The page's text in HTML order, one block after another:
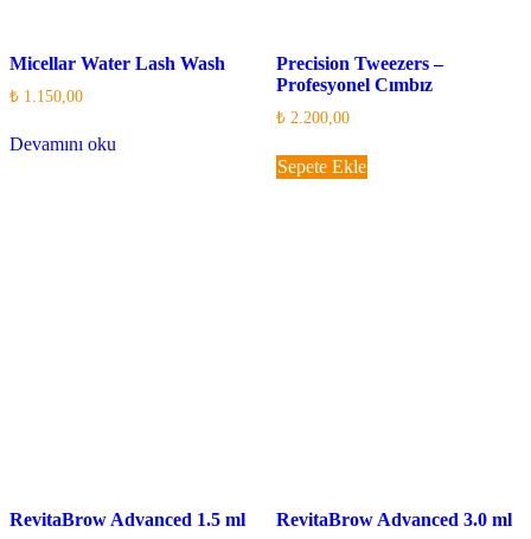
Micellar Water Lash Wash
₺ 1.150,00
Devamını oku
Precision Tweezers –
Profesyonel Cımbız
₺2.200,00
Sepete Ekle
RevitaBrow Advanced 1.5 ml RevitaBrow Advanced 3.0 ml